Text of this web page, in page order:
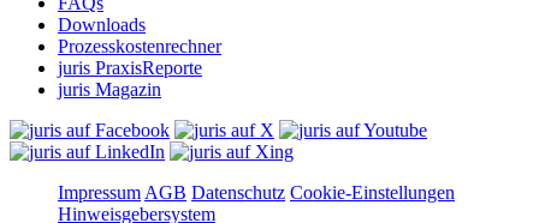
Downloads
Prozesskostenrechner
juris PraxisReporte
juris Magazin
Impressum AGB Datenschutz Cookie-Einstellungen
Hinweisgebersystem